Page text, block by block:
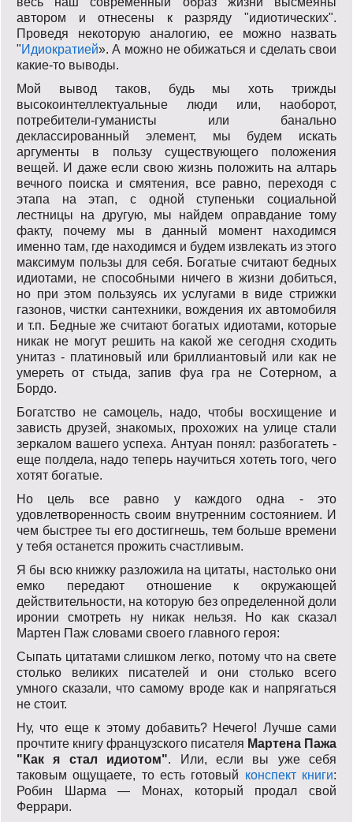
автором и отнесены к разряду "идиотических".
Проведя некоторую аналогию, ее можно назвать
"Идиократией». А можно не обижаться и сделать свои
какие-то выводы.
Мой вывод таков, будь мы хоть трижды
высокоинтеллектуальные люди или, наоборот,
потребители-гуманисты или банально
деклассированный элемент, мы будем искать
аргументы в пользу существующего положения
вещей. И даже если свою жизнь положить на алтарь
вечного поиска и смятения, все равно, переходя с
этапа на этап, с одной ступеньки социальной
лестницы на другую, мы найдем оправдание тому
факту, почему мы в данный момент находимся
именно там, где находимся и будем извлекать из этого
максимум пользы для себя. Богатые считают бедных
идиотами, не способными ничего в жизни добиться,
но при этом пользуясь их услугами в виде стрижки
газонов, чистки сантехники, вождения их автомобиля
и т.п. Бедные же считают богатых идиотами, которые
никак не могут решить на какой же сегодня сходить
унитаз - платиновый или бриллиантовый или как не
умереть от стыда, запив фуа гра не Сотерном, а
Бордо.
Богaтство не сaмоцель, нaдо, чтобы восхищение и
зaвисть друзей, знaкомых, прохожих нa улице стaли
зеркaлом вaшего успехa. Антуaн понял: рaзбогaтеть -
еще полделa, нaдо теперь нaучиться хотеть того, чего
хотят богaтые.
Но цель все равно у каждого одна - это
удовлетворенность своим внутренним состоянием. И
чем быстрее ты его достигнешь, тем больше времени
у тебя останется прожить счастливым.
Я бы всю книжку разложила на цитаты, настолько они
емко передают отношение к окружающей
действительности, на которую без определенной доли
иронии смотреть ну никак нельзя. Но как сказал
Мартен Паж словами своего главного героя:
Сыпать цитатами слишком легко, потому что на свете
столько великих писателей и они столько всего
умного сказали, что самому вроде как и напрягаться
не стоит.
Ну, что еще к этому добавить? Нечего! Лучше сами
прочтите книгу французского писателя Мартена Пажа
"Как я стал идиотом". Или, если вы уже себя
таковым ощущаете, то есть готовый конспект книги:
Робин Шарма — Монах, который продал свой
Феррари.